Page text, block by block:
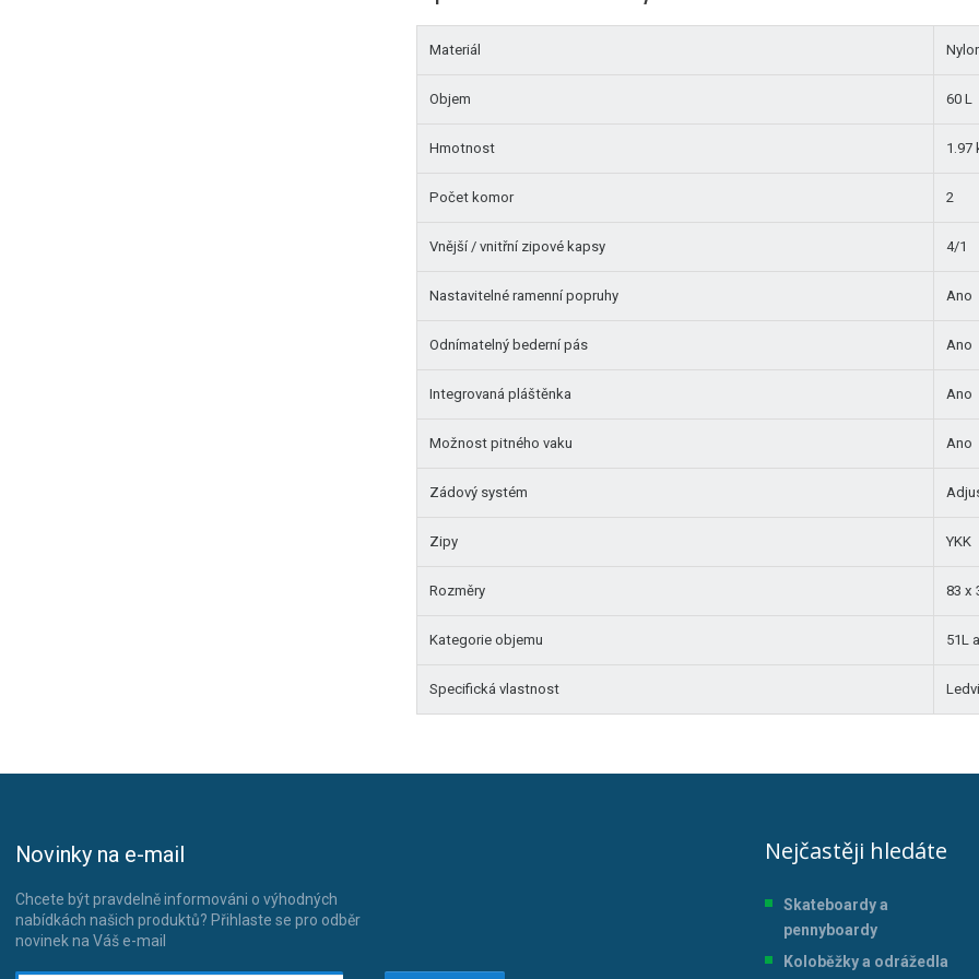
Materiál
Objem 60 L
Hmotnost 1.97
Počet komor 2
Vnější / vnitřní zipové kapsy 4/1
Nastavitelné ramenní popruhy Ano
Odnímatelný bederní pás Ano
Integrovaná pláštěnka Ano
Možnost pitného vaku Ano
Zádový systém
Zipy YKK
Rozměry 83 x
Kategorie objemu 51L
Specifická vlastnost
Novinky na e-mail
Chcete být pravdelně informováni o výhodných
nabídkách našich produktů? Přihlaste se pro odběr
novinek na Váš e-mail
Nejčastěji hledáte
Skateboardy a
pennyboardy
Koloběžky a odrážedla